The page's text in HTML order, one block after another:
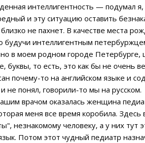
интеллигентность — подумал
и эту ситуацию оставить
не пахнет. В качестве места
будучи интеллигентным
в моем родном городе Петербурге,
буквы, то есть, это как бы не очень
почему-то на английском языке и
и не понял, говорили-то мы на русском.
врачом оказалась женщина
меня все время коробила.
незнакомому человеку, а у них
Потом этот чудный педиатр